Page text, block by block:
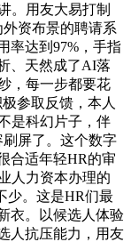
。用友大易打制
资布景的聘请系
达到97%，手指
、天然成了AI落
，每一步都要花
参取反馈，本人
是科幻片子，伴
刷屏了。这个数字
合适年轻HR的审
人力资本办理的
少。这是HR们最
衣。以候选人体验
人抗压能力，用友